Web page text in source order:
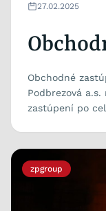
27.02.2025
Obchodné
Podbrezová
zastúpení po
zpgroup